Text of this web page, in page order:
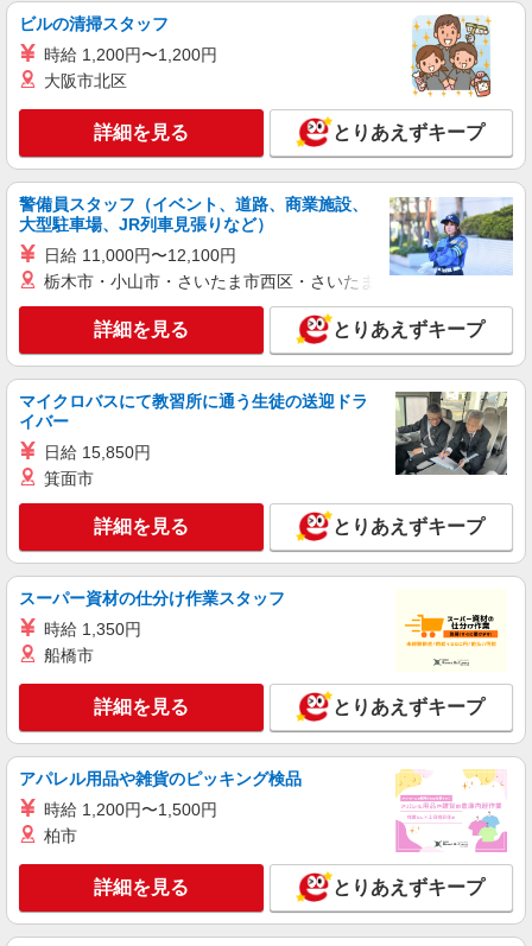
看護助手（ナースエイド）
時給1,300円 ★週払いOK（規定あり） ※給与
広島県呉市 JR呉線「呉」駅 ★マイカー・バイ
ク通勤もOK！（規定あり）
キープ 詳細を見る
派遣社員
株式会社kotrio /●HR-H-1855684
[ 面接なし ]呉近くの支援員★社会活動の見守
りなど
時給1450円〜1937円 ＜日払い有/週払い有/交
通費全支給(ガソリン代含む)＞
呉市内多数 マイカー通勤OK
キープ 詳細を見る
株式会社kotrio /●HR-H-1992195
呉駅⇒需要のある福祉業界で介護デビュー＊資
格支援あり
時給1350円〜1937円 ＜日払い有/週払い有/交
キープ 詳細を見る
派遣社員
株式会社kotrio /●HR-H-2093050
≪呉駅≫夜勤なし！未経験・ブランクOKのデ
時給1350円〜1937円 ＜日払い有/週払い有/交
通費全支給(ガソリン代含む)＞
呉市内多数 マイカー通勤OK
ビルの清掃スタッフ
時給 1,200円〜1,200円
大阪市北区
詳細を見る とりあえずキープ
警備員スタッフ（イベント、道路、商業施設、
大型駐車場、JR列車見張りなど）
日給 11,000円〜12,100円
栃木市・小山市・さいたま市西区・さいたま市岩槻区・久喜市・
詳細を見る とりあえずキープ
マイクロバスにて教習所に通う生徒の送迎ドラ
イバー
日給 15,850円
箕面市
詳細を見る とりあえずキープ
スーパー資材の仕分け作業スタッフ
時給 1,350円
船橋市
詳細を見る とりあえずキープ
アパレル用品や雑貨のピッキング検品
時給 1,200円〜1,500円
柏市
詳細を見る とりあえずキープ